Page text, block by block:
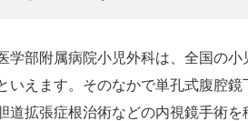
学部附属病院小児外科は、全国の
いえます。そのなかで単孔式腹腔鏡
道拡張症根治術などの内視鏡手術